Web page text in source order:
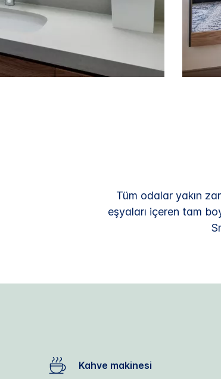
Tüm odalar yakın
eşyaları içeren tam
Kahve makinesi